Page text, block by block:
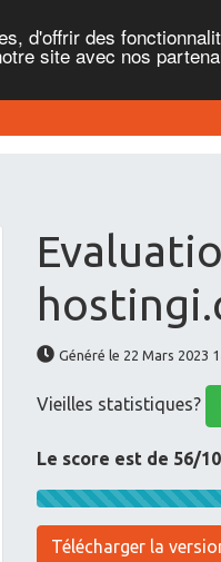
d'offrir des
site avec nos
Généré le 22 Mars 2023
Vieilles statistiques?
Le score est de 56/
Télécharger la